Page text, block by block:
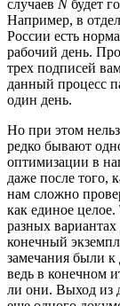
случаев N будет
Например, в
России есть
рабочий день.
трех подписей
данный процесс
один день.
Но при этом
редко бывают
оптимизации в
даже после того,
нам сложно
как единое
разных вариантах
конечный
замечания были к
ведь в конечном
ли они. Выход из